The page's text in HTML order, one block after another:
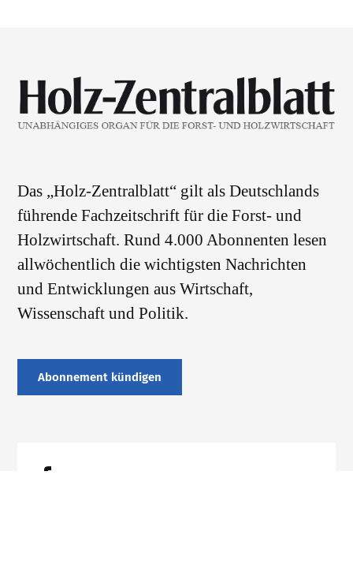
Das „Holz-Zentralblatt“ gilt als Deutschlands
führende Fachzeitschrift für die Forst- und
Holzwirtschaft. Rund 4.000 Abonnenten lesen
allwöchentlich die wichtigsten Nachrichten
und Entwicklungen aus Wirtschaft,
Wissenschaft und Politik.
Abonnement kündigen